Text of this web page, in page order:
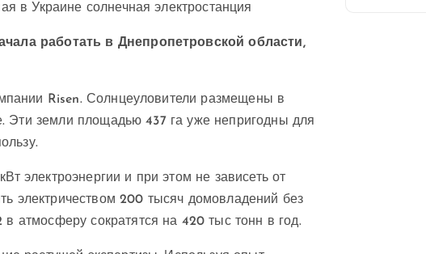
в Украине солнечная электростанция
работать в Днепропетровской области,
Risen. Солнцеуловители размещены в
Эти земли площадью 437 га уже непригодны для
электроэнергии и при этом не зависеть от
электричеством 200 тысяч домовладений без
сократятся на 420 тыс тонн в год.